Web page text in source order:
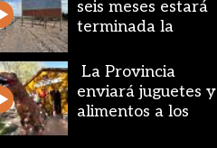
seis meses estará
terminada la
y Gorriti en Santa
Lucía
La Provincia
enviará juguetes y
alimentos a los